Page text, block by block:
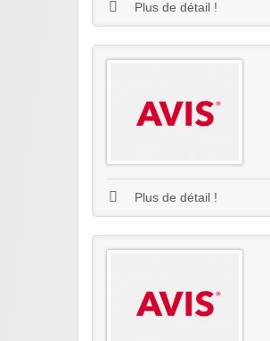
Plus de détail !
Plus de détail !